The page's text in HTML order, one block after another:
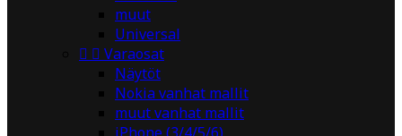
muut
Universal
  Varaosat
Näytöt
Nokia vanhat mallit
muut vanhat mallit